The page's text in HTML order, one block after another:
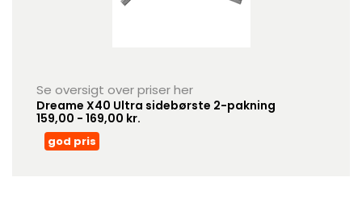
Se oversigt over priser her
Dreame X40 Ultra sidebørste 2-pakning
159,00 - 169,00 kr.
god pris